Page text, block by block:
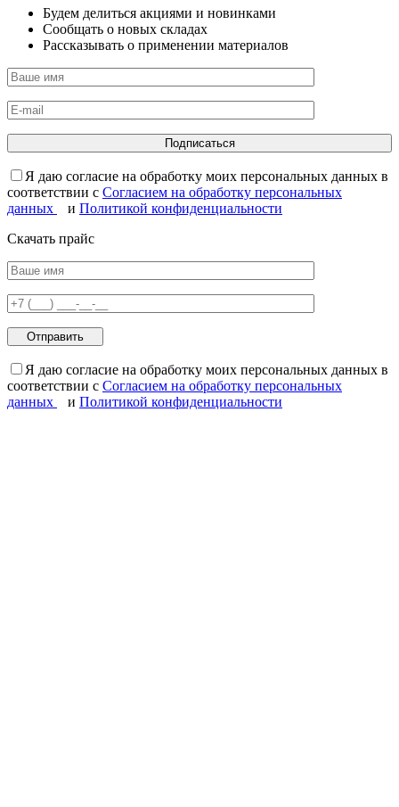
Будем делиться акциями и новинками
Сообщать о новых складах
Рассказывать о применении материалов
Я даю согласие на обработку моих персональных данных в
соответствии с Согласием на обработку персональных
данных
и Политикой конфиденциальности
Скачать прайс
Я даю согласие на обработку моих персональных данных в
соответствии с Согласием на обработку персональных
данных
и Политикой конфиденциальности